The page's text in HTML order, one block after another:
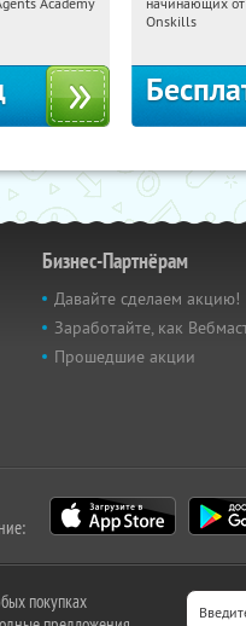
Россия
Onskills
Бизнес-Партнёрам
Давайте сделаем акцию!
Заработайте, как
Прошедшие акции
покупках